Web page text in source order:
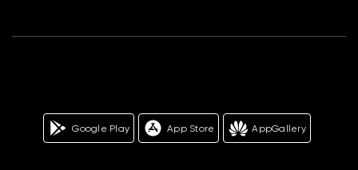
Google Play App Store AppGallery